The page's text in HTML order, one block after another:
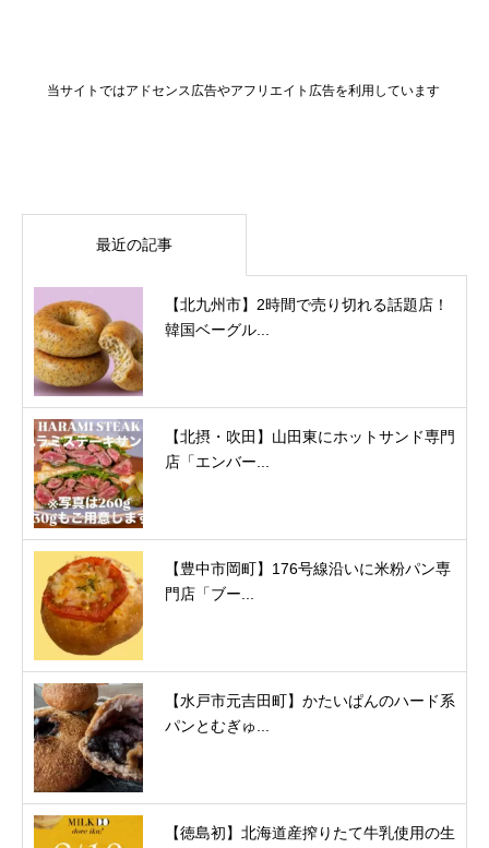
当サイトではアドセンス広告やアフリエイト広告を利用しています
最近の記事
【北九州市】2時間で売り切れる話題店！
韓国ベーグル...
【北摂・吹田】山田東にホットサンド専門
店「エンバー...
【豊中市岡町】176号線沿いに米粉パン専
門店「ブー...
【水戸市元吉田町】かたいぱんのハード系
パンとむぎゅ...
【徳島初】北海道産搾りたて牛乳使用の生